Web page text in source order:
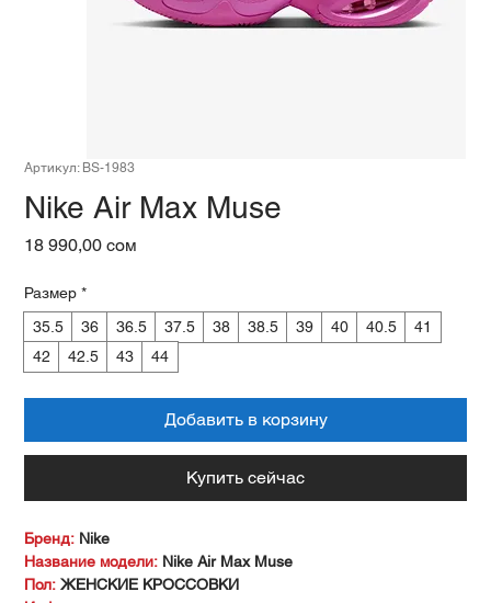
Артикул: BS-1983
Nike Air Max Muse
18 990,00 сом
Размер *
35.5
36 36.5 37.5 38 38.5 39 40 40.5
41
42
42.5 43 44
Добавить в корзину
Купить сейчас
Бренд: Nike
Название модели: Nike Air Max Muse
Пол:ЖЕНСКИЕ КРОССОВКИ